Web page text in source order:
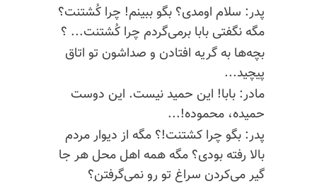
پدر: سلام اومدی؟ بگو ببینم! چرا کُشتنت؟
مگه نگفتی بابا برمی‌گردم چرا کُشتنت... ؟
بچه‌ها به گریه افتادن و صداشون تو اتاق
پیچید...
مادر: بابا! این حمید نیست. این دوست
حمیده، محموده!...
پدر: بگو چرا کشتنت!؟ مگه از دیوار مردم
بالا رفته بودی؟ مگه همه اهل محل هر جا
گیر می‌کردن سراغ تو رو نمی‌گرفتن؟